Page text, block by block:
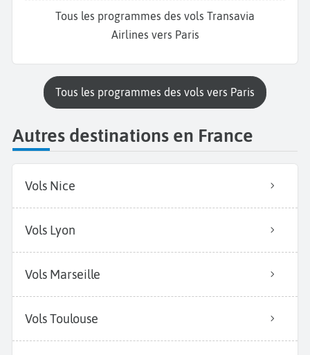
Tous les programmes des vols Transavia
Airlines vers Paris
Tous les programmes des vols vers Paris
Autres destinations en France
Vols Nice
Vols Lyon
Vols Marseille
Vols Toulouse